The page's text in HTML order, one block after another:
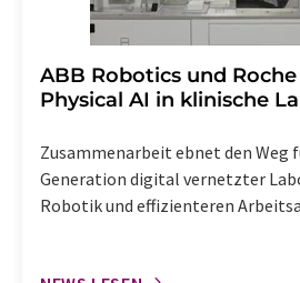
​​​​​​​ABB Robotics und
Physical AI in klinische
Zusammenarbeit ebnet den Weg
Generation digital vernetzter
Robotik und effizienteren